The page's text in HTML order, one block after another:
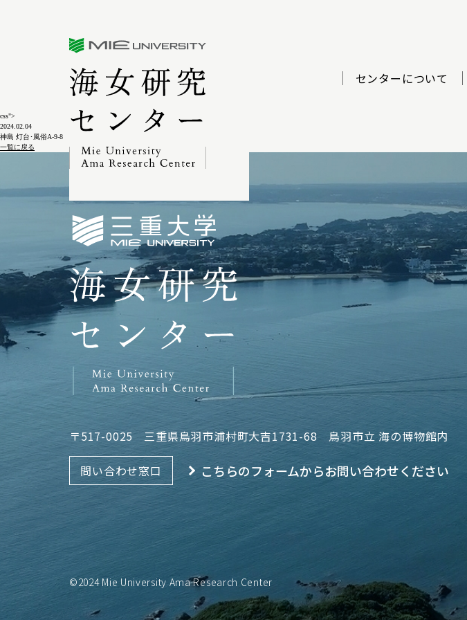
css">
センターについて
2024.02.04
神島 灯台･風俗A-9-8
一覧に戻る
〒517-0025 三重県鳥羽市浦村町大吉1731-68 鳥羽市立 海の博物館内
問い合わせ窓口 こちらのフォームからお問い合わせください
©2024 Mie University Ama Research Center